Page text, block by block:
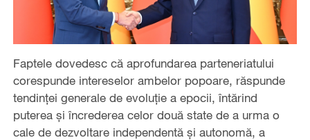
Faptele dovedesc că aprofundarea parteneriatului
corespunde intereselor ambelor popoare, răspunde
tendinței generale de evoluție a epocii, întărind
puterea și încrederea celor două state de a urma o
cale de dezvoltare independentă și autonomă, a